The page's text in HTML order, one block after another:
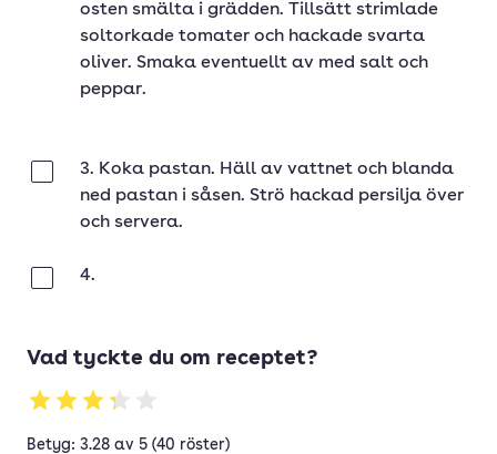
osten smälta i grädden. Tillsätt strimlade
soltorkade tomater och hackade svarta
oliver. Smaka eventuellt av med salt och
peppar.
3. Koka pastan. Häll av vattnet och blanda
ned pastan i såsen. Strö hackad persilja över
och servera.
4.
Vad tyckte du om receptet?
Betyg: 3.28 av 5 (40 röster)